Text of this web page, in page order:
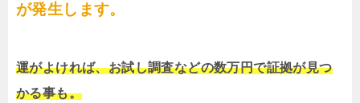
が発生します。
運がよければ、お試し調査などの数万円で証拠が見つ
かる事も。